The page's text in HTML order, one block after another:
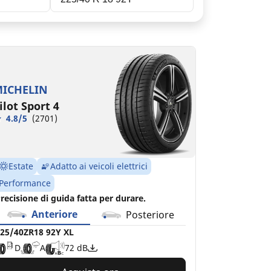
Sport 4
4.8/5 (2701)
Estate
Adatto ai veicoli elettrici
Performance
di guida fatta per durare.
Anteriore Posteriore
40ZR18 92Y XL
D
A 72 dB